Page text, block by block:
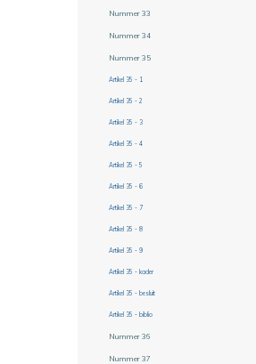
Nummer 33
Nummer 34
Nummer 35
Artikel 35 - 1
Artikel 35 - 2
Artikel 35 - 3
Artikel 35 - 4
Artikel 35 - 5
Artikel 35 - 6
Artikel 35 - 7
Artikel 35 - 8
Artikel 35 - 9
Artikel 35 - kader
Artikel 35 - besluit
Artikel 35 - biblio
Nummer 36
Nummer 37